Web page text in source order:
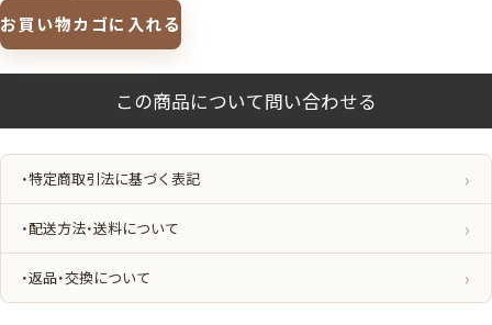
速
達！
ア
ビ
エ
シ
ン
ブ
ラ
お買い物カゴに入れる
・特定商取引法に基づく表記
・配送方法・送料について
・返品・交換について